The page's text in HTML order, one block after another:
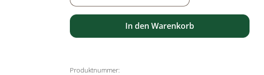
In den Warenkorb
Produktnummer: